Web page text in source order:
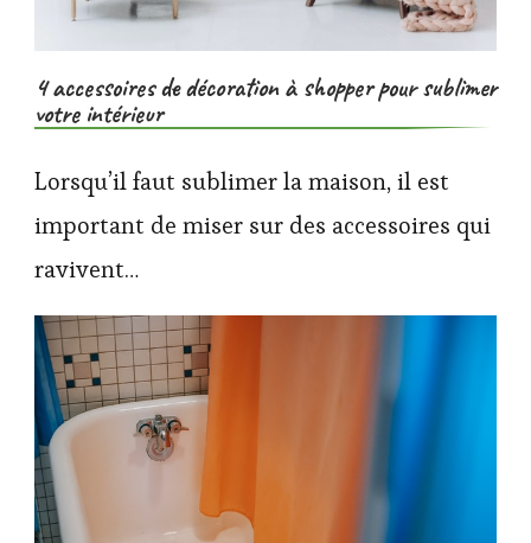
4 accessoires de décoration à shopper pour sublimer
votre intérieur
Lorsqu’il faut sublimer la maison, il est
important de miser sur des accessoires qui
ravivent…